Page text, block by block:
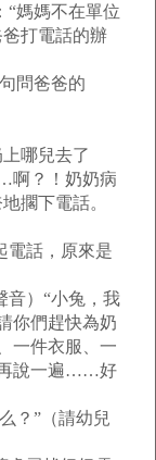
媽媽不在單位
打電話的辦
問爸爸的
哪兒去了
啊？！奶奶病
擱下電話。
話，原來是
）“小兔，我
你們趕快為奶
一件衣服、一
再說一遍……好
？”（請幼兒